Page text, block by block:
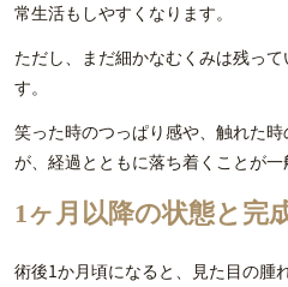
常生活もしやすくなります。
ただし、まだ細かなむくみは残っ
す。
笑った時のつっぱり感や、触れた
が、経過とともに落ち着くことが一
1ヶ月以降の状態と完
術後1か月頃になると、見た目の腫